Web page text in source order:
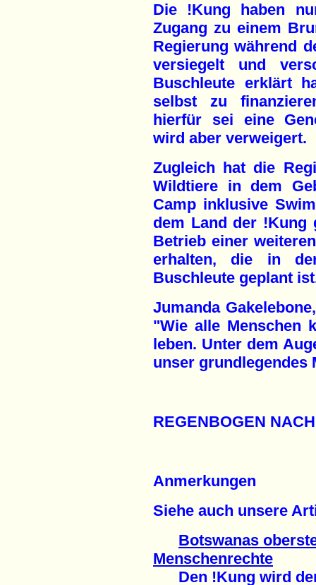
Die !Kung haben
Zugang zu einem
Regierung während
versiegelt und
Buschleute erklärt
selbst zu
hierfür sei eine
wird aber verweigert.
Zugleich hat die
Wildtiere in dem
Camp inklusive
dem Land der !Kung
Betrieb einer
erhalten, die in
Buschleute geplant
Jumanda
"Wie alle Menschen
leben. Unter dem
unser grundlegendes
REGENBOGEN
Anmerkungen
Siehe auch unsere
Botswanas
Menschenrechte
Den !Kung wird der